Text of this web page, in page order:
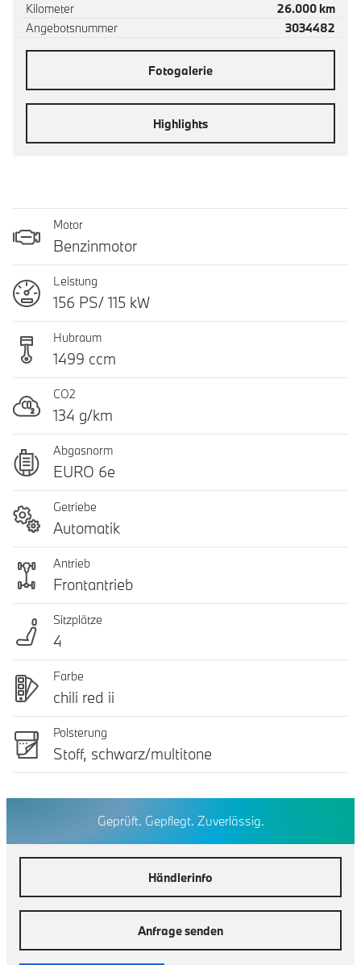
Kilometer
26.000 km
Angebotsnummer
3034482
Fotogalerie
Highlights
Motor
Benzinmotor
Leistung
156 PS/ 115 kW
Hubraum
1499 ccm
CO2
134 g/km
Abgasnorm
EURO 6e
Getriebe
Automatik
Antrieb
Frontantrieb
Sitzplätze
4
Farbe
chili red ii
Polsterung
Stoff, schwarz/multitone
Geprüft. Gepflegt. Zuverlässig.
Händlerinfo
Anfrage senden